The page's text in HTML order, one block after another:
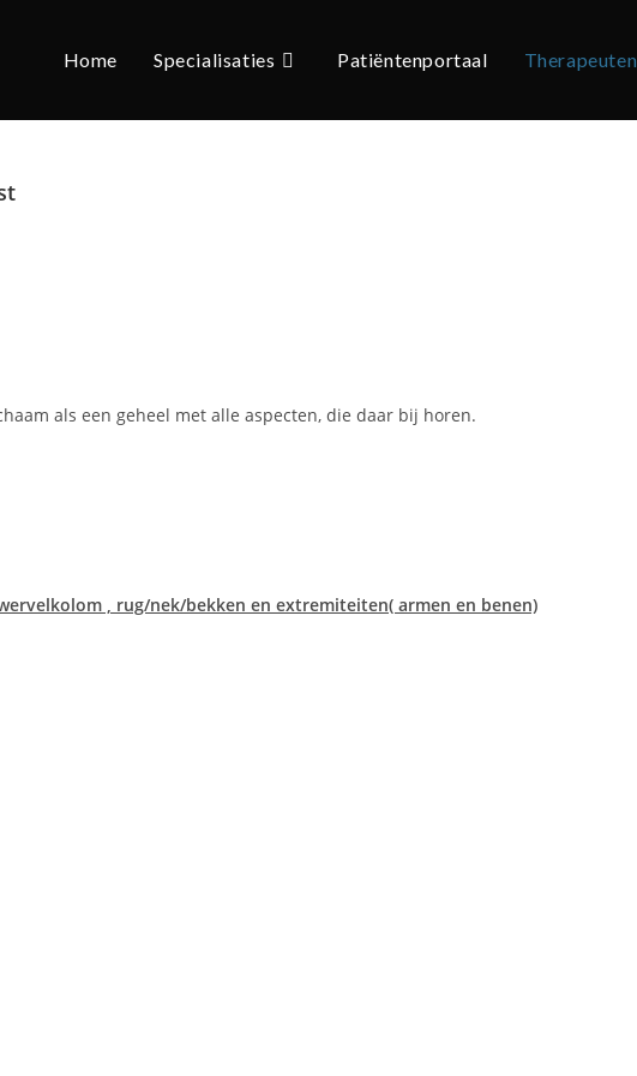
Home Specialisaties Patiëntenportaal Therapeuten
als een geheel met alle aspecten, die daar bij horen.
, rug/nek/bekken en extremiteiten( armen en benen)